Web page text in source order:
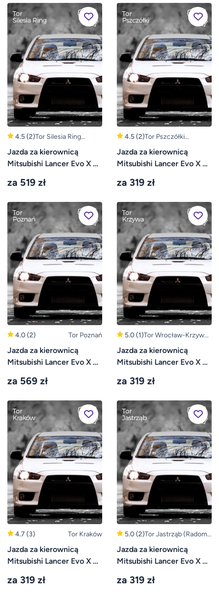
4.5(2)Tor Silesia Ring
(Kamień Śląski,
Opole)
Jazda za kierownicą
Mitsubishi Lancer Evo X –
za 519 zł
4.5(2)Tor Pszczółki
(Gdańsk, Pruszcz
Gdański)
Jazda za kierownicą
Mitsubishi Lancer Evo X –
za 319 zł
4.0(2) Tor Poznań
Jazda za kierownicą
Mitsubishi Lancer Evo X –
za 569 zł
5.0(1)Tor Wrocław-Krzywa
(Bolesławiec,
Legnica)
Jazda za kierownicą
Mitsubishi Lancer Evo X –
za 319 zł
4.7(3) Tor Kraków
Jazda za kierownicą
Mitsubishi Lancer Evo X –
za 319 zł
5.0(2)Tor Jastrząb (Radom,
Kielce)
Jazda za kierownicą
Mitsubishi Lancer Evo X –
za 319 zł